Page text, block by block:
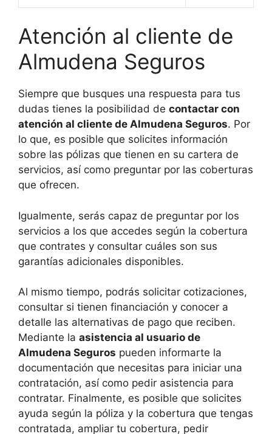
Atención al cliente de
Almudena Seguros
Siempre que busques una respuesta para tus
dudas tienes la posibilidad de contactar con
atención al cliente de Almudena Seguros. Por
lo que, es posible que solicites información
sobre las pólizas que tienen en su cartera de
servicios, así como preguntar por las coberturas
que ofrecen.
Igualmente, serás capaz de preguntar por los
servicios a los que accedes según la cobertura
que contrates y consultar cuáles son sus
garantías adicionales disponibles.
Al mismo tiempo, podrás solicitar cotizaciones,
consultar si tienen financiación y conocer a
detalle las alternativas de pago que reciben.
Mediante la asistencia al usuario de
Almudena Seguros pueden informarte la
documentación que necesitas para iniciar una
contratación, así como pedir asistencia para
contratar. Finalmente, es posible que solicites
ayuda según la póliza y la cobertura que tengas
contratada, ampliar tu cobertura, pedir